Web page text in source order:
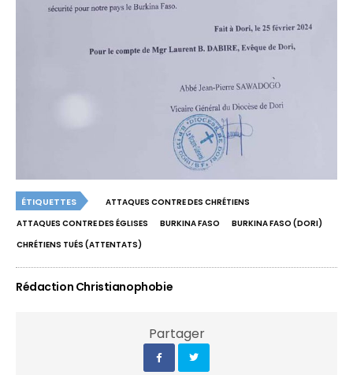
ÉTIQUETTES
ATTAQUES CONTRE DES CHRÉTIENS
ATTAQUES CONTRE DES ÉGLISES
BURKINA FASO
BURKINA FASO (DORI)
CHRÉTIENS TUÉS (ATTENTATS)
Rédaction Christianophobie
Partager